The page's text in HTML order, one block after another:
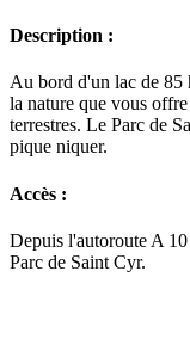
Description :
Au bord d'un lac de 85
la nature que vous
terrestres. Le Parc de
pique niquer.
Accès :
Depuis l'autoroute A
Parc de Saint Cyr.